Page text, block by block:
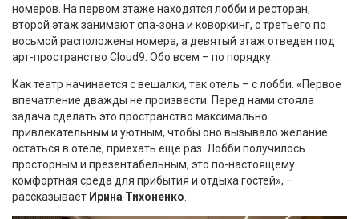
номеров. На первом этаже находятся лобби и ресторан,
второй этаж занимают спа-зона и коворкинг, с третьего по
восьмой расположены номера, а девятый этаж отведен под
арт-пространство Cloud9. Обо всем – по порядку.
Как театр начинается с вешалки, так отель – с лобби. «Первое
впечатление дважды не произвести. Перед нами стояла
задача сделать это пространство максимально
привлекательным и уютным, чтобы оно вызывало желание
остаться в отеле, приехать еще раз. Лобби получилось
просторным и презентабельным, это по-настоящему
комфортная среда для прибытия и отдыха гостей», –
рассказывает Ирина Тихоненко